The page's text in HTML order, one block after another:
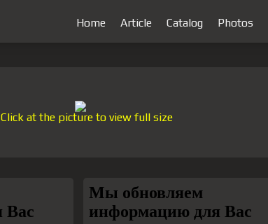
Home Article Catalog Photos
Click at the picture to view full size